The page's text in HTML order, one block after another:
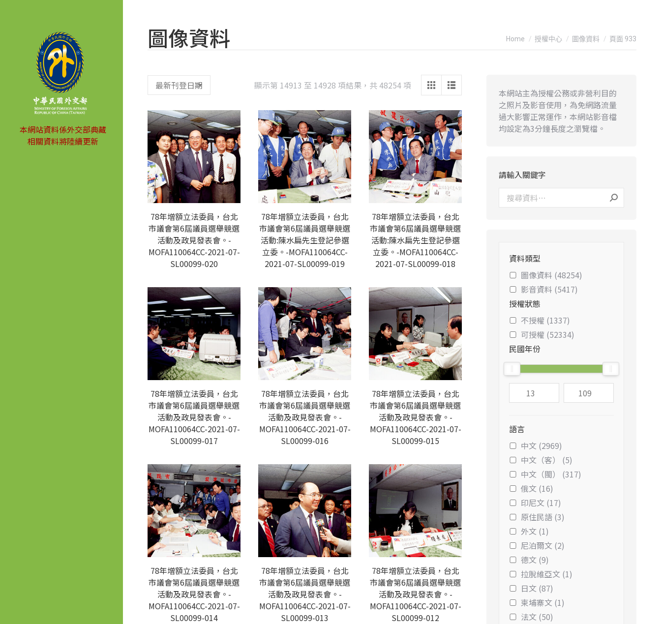
本網站資料係外交部典藏
相關資料將陸續更新
圖像資料 You are here:
Home 授權中心 圖像資料 頁面 933
顯示第 14913 至 14928 項結果，共 48254 項 Sorted
latest
78年增額立法委員，台北
市議會第6屆議員選舉競選
活動及政見發表會。-
MOFA110064CC-2021-07-
SL00099-020
78年增額立法委員，台北
市議會第6屆議員選舉競選
活動:陳水扁先生登記參選
立委。-MOFA110064CC-
2021-07-SL00099-019
78年增額立法委員，台北
市議會第6屆議員選舉競選
活動:陳水扁先生登記參選
立委。-MOFA110064CC-
2021-07-SL00099-018
78年增額立法委員，台北
市議會第6屆議員選舉競選
活動及政見發表會。-
MOFA110064CC-2021-07-
SL00099-017
78年增額立法委員，台北
市議會第6屆議員選舉競選
活動及政見發表會。-
MOFA110064CC-2021-07-
SL00099-016
78年增額立法委員，台北
市議會第6屆議員選舉競選
活動及政見發表會。-
MOFA110064CC-2021-07-
SL00099-015
78年增額立法委員，台北
市議會第6屆議員選舉競選
活動及政見發表會。-
MOFA110064CC-2021-07-
SL00099-014
78年增額立法委員，台北
市議會第6屆議員選舉競選
活動及政見發表會。-
MOFA110064CC-2021-07-
SL00099-013
78年增額立法委員，台北
市議會第6屆議員選舉競選
活動及政見發表會。-
MOFA110064CC-2021-07-
SL00099-012
本網站主為授權公務或非營利目的
之照片及影音使用，為免網路流量
過大影響正常運作，本網站影音檔
均設定為3分鐘長度之瀏覽檔。
請輸入關鍵字
資料類型
圖像資料 (48254)
影音資料 (5417)
授權狀態
不授權 (1337)
可授權 (52334)
民國年份
語言
中文 (2969)
中文（客） (5)
中文（閩） (317)
俄文 (16)
印尼文 (17)
原住民語 (3)
外文 (1)
尼泊爾文 (2)
德文 (9)
拉脫維亞文 (1)
日文 (87)
柬埔寨文 (1)
法文 (50)